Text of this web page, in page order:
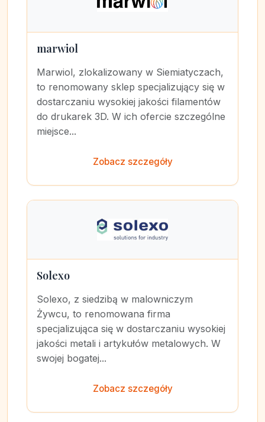
marwiol
Marwiol, zlokalizowany w Siemiatyczach,
to renomowany sklep specjalizujący się w
dostarczaniu wysokiej jakości filamentów
do drukarek 3D. W ich ofercie szczególne
miejsce...
Zobacz szczegóły
Solexo
Solexo, z siedzibą w malowniczym
Żywcu, to renomowana firma
specjalizująca się w dostarczaniu wysokiej
jakości metali i artykułów metalowych. W
swojej bogatej...
Zobacz szczegóły